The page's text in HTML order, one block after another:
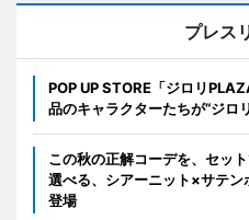
プレス
POP UP STORE「ジロリ
品のキャラクターたちが“ジロ
この秋の正解コーデを、セッ
選べる、シアーニット×サテ
登場